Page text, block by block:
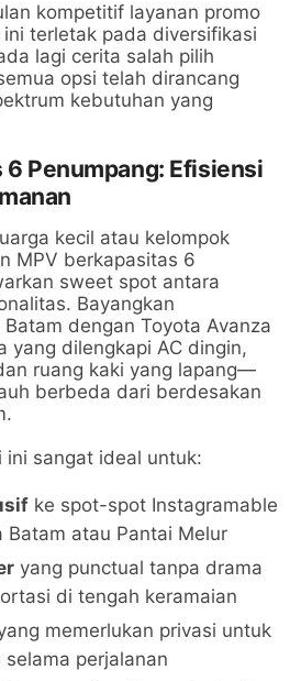
kompetitif layanan promo
terletak pada diversifikasi
lagi cerita salah pilih
opsi telah dirancang
kebutuhan yang
Penumpang: Efisiensi
kecil atau kelompok
MPV berkapasitas 6
sweet spot antara
Bayangkan
dengan Toyota Avanza
yang dilengkapi AC dingin,
ruang kaki yang lapang—
berbeda dari berdesakan
ini sangat ideal untuk:
ke spot-spot Instagramable
Batam atau Pantai Melur
yang punctual tanpa drama
di tengah keramaian
memerlukan privasi untuk
perjalanan